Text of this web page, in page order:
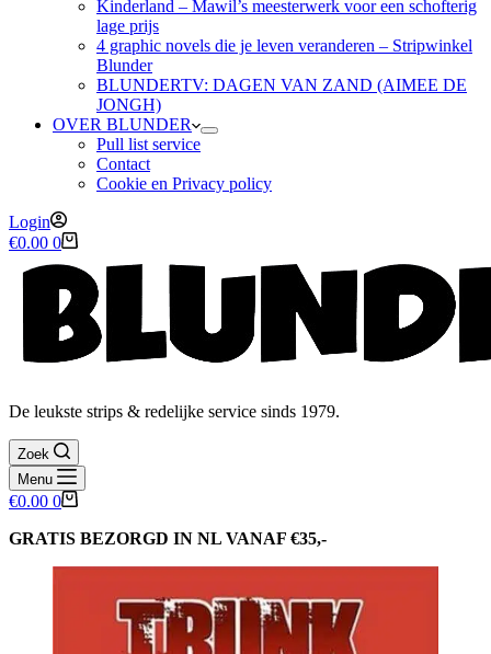
Kinderland – Mawil’s meesterwerk voor een schofterig
lage prijs
4 graphic novels die je leven veranderen – Stripwinkel
Blunder
BLUNDERTV: DAGEN VAN ZAND (AIMEE DE
JONGH)
OVER BLUNDER
Pull list service
Contact
Cookie en Privacy policy
Login
Winkelwagen
€0.00 0
De leukste strips & redelijke service sinds 1979.
Zoek
Menu
Winkelwagen
€0.00 0
GRATIS BEZORGD IN NL VANAF €35,-